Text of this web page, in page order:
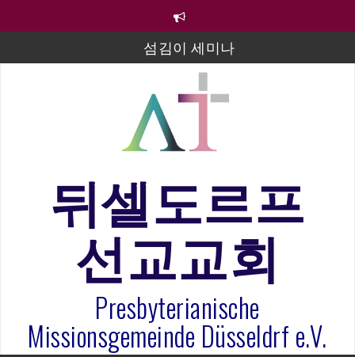
섬김이 세미나
김태희 자매 졸업연주
2023년 어린이 주일 유초등부 발표
라합3 나라 봉헌송
은퇴사-우선화 권사
20260322 주안에 가만히 머물기(요한복음 15:1-17) 손
훈목사
뒤셀도르프
선교교회
Presbyterianische
Missionsgemeinde Düsseldrf e.V.